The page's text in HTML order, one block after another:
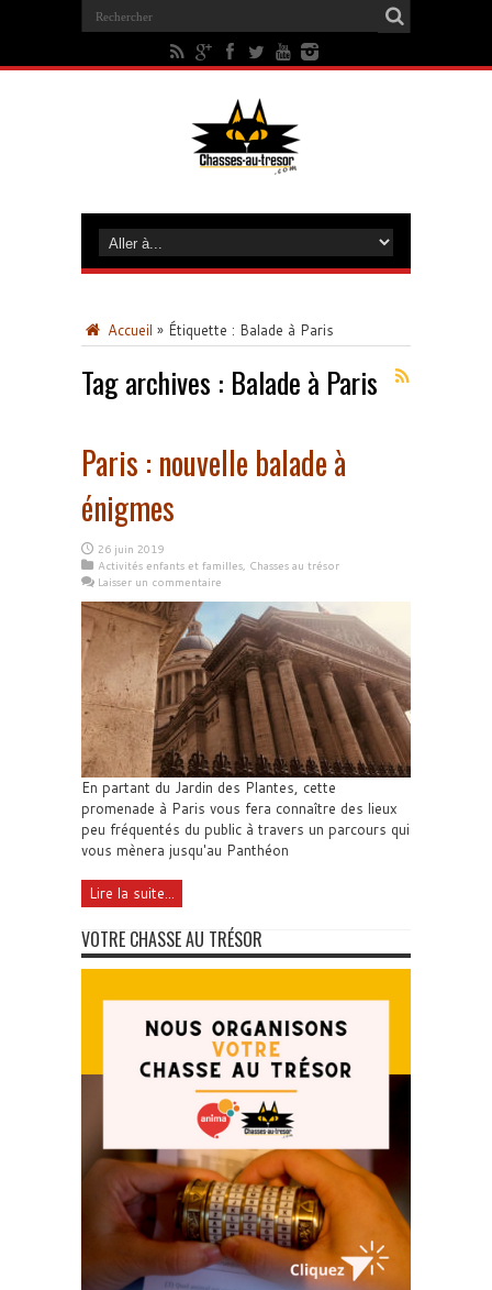
Accueil » Étiquette : Balade à Paris
Tag archives : Balade à Paris
Paris : nouvelle balade à
énigmes
26 juin 2019
Activités enfants et familles, Chasses au trésor
Laisser un commentaire
En partant du Jardin des Plantes, cette
promenade à Paris vous fera connaître des lieux
peu fréquentés du public à travers un parcours qui
vous mènera jusqu'au Panthéon
Lire la suite...
VOTRE CHASSE AU TRÉSOR